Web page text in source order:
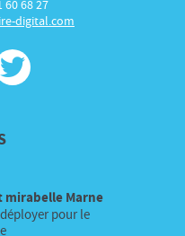
60 68 27
digital.com
mirabelle Marne
pour le